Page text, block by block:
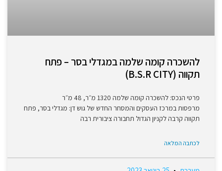
להשכרה קומה שלמה במגדלי בסר – פתח
תקווה (B.S.R CITY)
פרטי הנכס: להשכרה קומה שלמה 1320 מ״ר, 48 מ״ר
מרפסות במרכז העסקים והמסחר החדש של גוש דן: מגדלי בסר, פתח
תקווה קרבה לקניון הגדול תחבורה ציבורית רבה
לכתבה המלאה